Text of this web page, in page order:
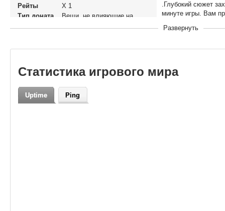
Рейты
X 1
Тип доната
Вещи, не влияющие на
.Глубокий сюжет
минуте игры. Вам
Развернуть
Статистика игрового мира
Uptime Ping